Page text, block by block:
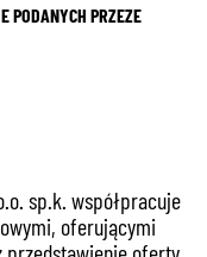
PODANYCH PRZEZE
sp.k. współpracuje
oferującymi